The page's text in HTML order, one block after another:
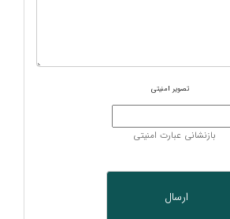
بازنشانی عبارت امنیتی